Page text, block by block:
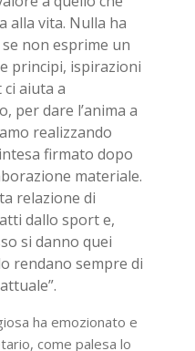
alla vita. Nulla ha
non esprime un
principi, ispirazioni
aiuta a
per dare l’anima a
realizzando
firmato dopo
materiale.
relazione di
dallo sport e,
si danno quei
rendano sempre di
ha emozionato e
come palesa lo